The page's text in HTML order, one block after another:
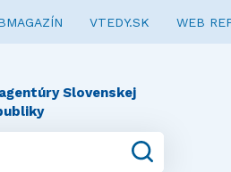
VTEDY.SK WEB
Slovenskej